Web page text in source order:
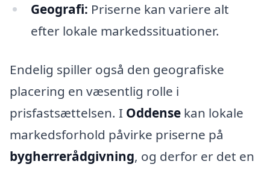
Geografi: Priserne kan variere alt
efter lokale markedssituationer.
Endelig spiller også den geografiske
placering en væsentlig rolle i
prisfastsættelsen. I Oddense kan lokale
markedsforhold påvirke priserne på
bygherrerådgivning, og derfor er det en